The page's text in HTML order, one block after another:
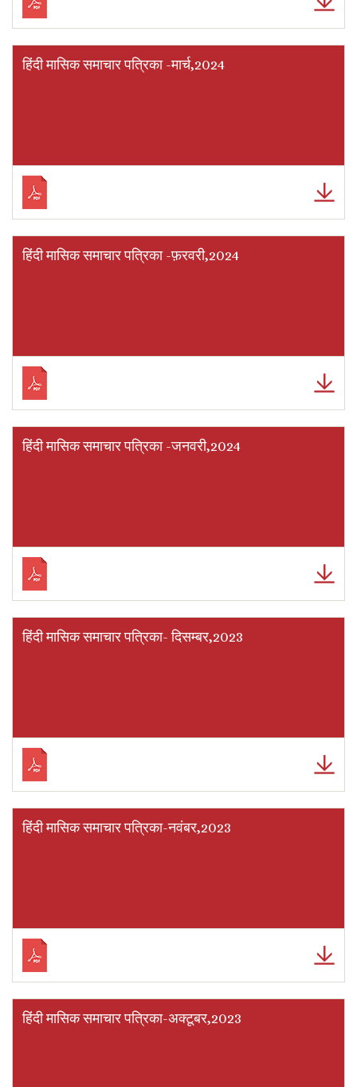
हिंदी मासिक समाचार पत्रिका -मार्च,2024
हिंदी मासिक समाचार पत्रिका -फ़रवरी,2024
हिंदी मासिक समाचार पत्रिका -जनवरी,2024
हिंदी मासिक समाचार पत्रिका- दिसम्बर,2023
हिंदी मासिक समाचार पत्रिका-नवंबर,2023
हिंदी मासिक समाचार पत्रिका-अक्टूबर,2023